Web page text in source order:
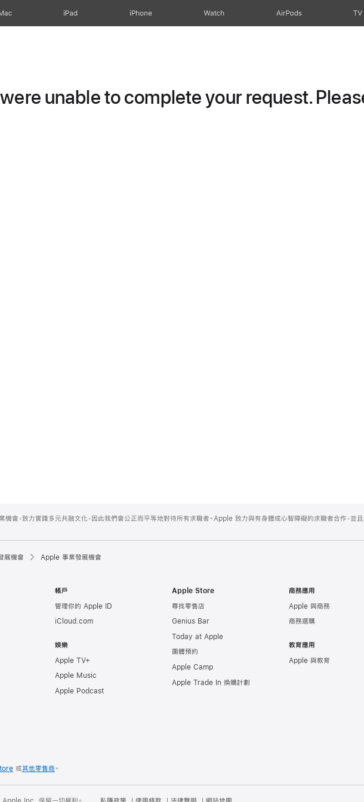
iPad iPhone Watch AirPods TV
unable to complete your request.
會，致力實踐多元共融文化，因此我們會公正而平等地對待所有求職者。Apple 致力與有身體或心智障礙的求職者合作，並且
展機會 Apple 事業發展機會
帳戶
管理你的 Apple ID
iCloud.com
娛樂
Apple TV+
Apple Music
Apple Podcast
Apple Store
尋找零售店
Genius Bar
Today at Apple
團體預約
Apple Camp
Apple Trade In 換購計劃
商務應用
Apple 與商務
商務選購
教育應用
Apple 與教育
或其他零售商 。